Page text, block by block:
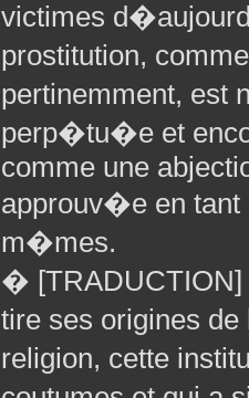
victimes
prostitution,
pertinemment, est
perp�tu�e et
comme une
approuv�e en tant
m�mes.
� [TRADUCTION]
tire ses origines
religion, cette